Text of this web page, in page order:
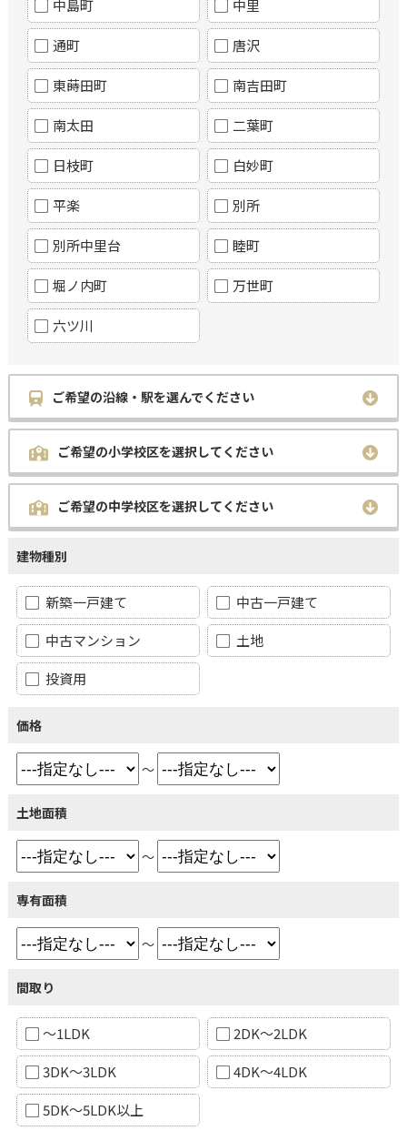
中島町 中里
通町 唐沢
東蒔田町 南吉田町
南太田 二葉町
日枝町 白妙町
平楽 別所
別所中里台 睦町
堀ノ内町 万世町
六ツ川
ご希望の沿線・駅を選んでください
ご希望の小学校区を選択してください
ご希望の中学校区を選択してください
建物種別
新築一戸建て
中古一戸建て
中古マンション
土地
投資用
価格
～
土地面積
～
専有面積
～
間取り
～1LDK
2DK～2LDK
3DK～3LDK
4DK～4LDK
5DK～5LDK以上